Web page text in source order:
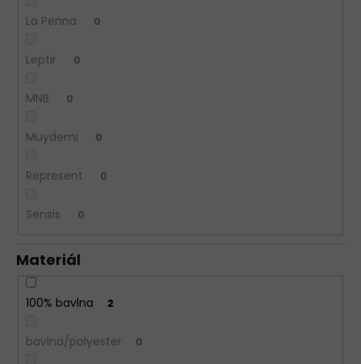
La Penna 0
Leptir 0
MNB 0
Muydemi 0
Represent 0
Sensis 0
Materiál
100% bavlna 2
bavlna/polyester 0